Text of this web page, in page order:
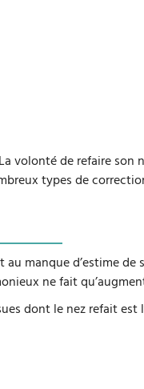
volonté de refaire son
types de
manque d’estime de
ne fait
dont le nez refait est